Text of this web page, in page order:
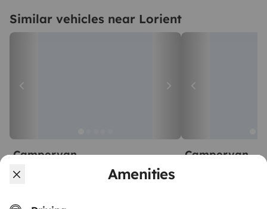
Amenities
Similar vehicles near Lorient
Campervan
Lanester
Campervan